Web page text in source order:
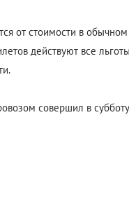
от стоимости в обычном
действуют все
совершил в субботу